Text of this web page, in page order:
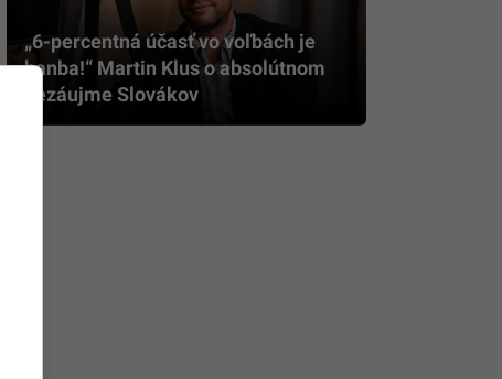
„6-percentná účasť vo voľbách je
hanba!“ Martin Klus o absolútnom
nezáujme Slovákov